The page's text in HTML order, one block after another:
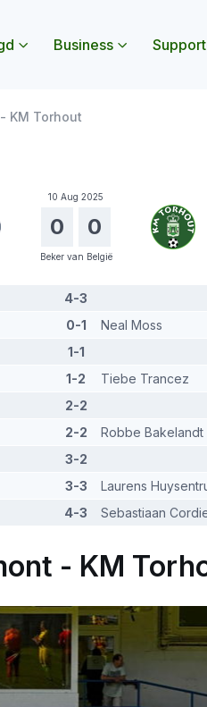
openen
Submenu Jeugd openen
Business
Submenu
KM Torhout
10 Aug 2025
0 0
Beker van België
4-3
Neal Moss
0-1
1-1
Tiebe Trancez
1-2
2-2
Robbe Bakelandt
2-2
3-2
Laurens
3-3
Sebastiaan
4-3
- KM